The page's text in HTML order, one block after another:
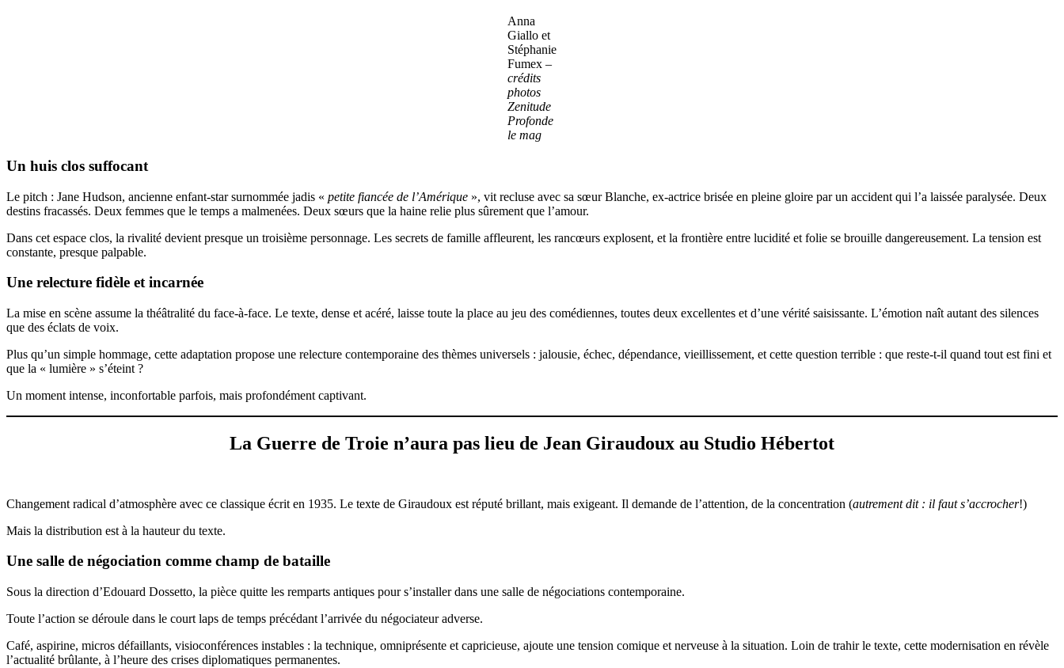
Anna
Giallo et
Stéphanie
Fumex –
crédits
photos
Zenitude
Profonde
le mag
Un huis clos suffocant
Le pitch : Jane Hudson, ancienne enfant-star surnommée jadis « petite fiancée de l’Amérique », vit recluse avec sa sœur Blanche, ex-actrice brisée en pleine gloire par un accident qui l’a laissée paralysée. Deux
destins fracassés. Deux femmes que le temps a malmenées. Deux sœurs que la haine relie plus sûrement que l’amour.
Dans cet espace clos, la rivalité devient presque un troisième personnage. Les secrets de famille affleurent, les rancœurs explosent, et la frontière entre lucidité et folie se brouille dangereusement. La tension est
constante, presque palpable.
Une relecture fidèle et incarnée
La mise en scène assume la théâtralité du face-à-face. Le texte, dense et acéré, laisse toute la place au jeu des comédiennes, toutes deux excellentes et d’une vérité saisissante. L’émotion naît autant des silences
que des éclats de voix.
Plus qu’un simple hommage, cette adaptation propose une relecture contemporaine des thèmes universels : jalousie, échec, dépendance, vieillissement, et cette question terrible : que reste-t-il quand tout est fini et
que la « lumière » s’éteint ?
Un moment intense, inconfortable parfois, mais profondément captivant.
La Guerre de Troie n’aura pas lieu de Jean Giraudoux au Studio Hébertot
Changement radical d’atmosphère avec ce classique écrit en 1935. Le texte de Giraudoux est réputé brillant, mais exigeant. Il demande de l’attention, de la concentration (autrement dit : il faut s’accrocher!)
Mais la distribution est à la hauteur du texte.
Une salle de négociation comme champ de bataille
Sous la direction d’Edouard Dossetto, la pièce quitte les remparts antiques pour s’installer dans une salle de négociations contemporaine.
Toute l’action se déroule dans le court laps de temps précédant l’arrivée du négociateur adverse.
Café, aspirine, micros défaillants, visioconférences instables : la technique, omniprésente et capricieuse, ajoute une tension comique et nerveuse à la situation. Loin de trahir le texte, cette modernisation en révèle
l’actualité brûlante, à l’heure des crises diplomatiques permanentes.